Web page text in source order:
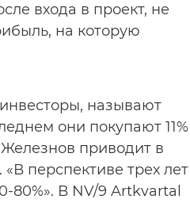
входа в проект, не
на которую
называют
они покупают 11%
приводит в
перспективе трех лет
80%». В NV/9 Artkvartal